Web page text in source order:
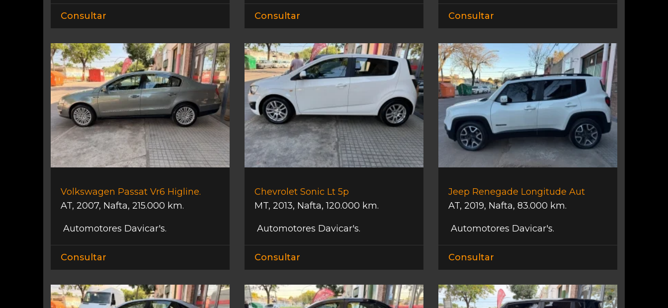
Consultar Consultar Consultar
Volkswagen Passat Vr6 Higline.
AT, 2007, Nafta, 215.000 km.
Automotores Davicar's.
Consultar
Chevrolet Sonic Lt 5p
MT, 2013, Nafta,120.000 km.
Automotores Davicar's.
Consultar
Jeep Renegade Longitude Aut
AT, 2019, Nafta, 83.000 km.
Automotores Davicar's.
Consultar